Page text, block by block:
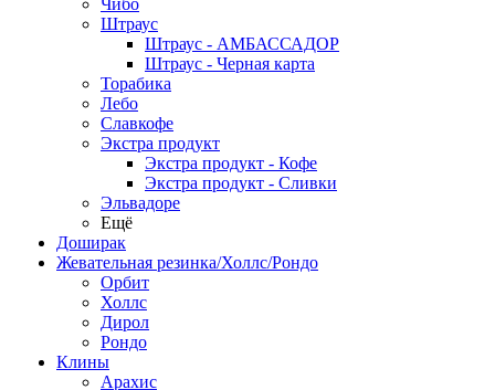
Чибо
Штраус
Штраус - АМБАССАДОР
Штраус - Черная карта
Торабика
Лебо
Славкофе
Экстра продукт
Экстра продукт - Кофе
Экстра продукт - Сливки
Эльвадоре
Ещё
Доширак
Жевательная резинка/Холлс/Рондо
Орбит
Холлс
Дирол
Рондо
Клины
Арахис